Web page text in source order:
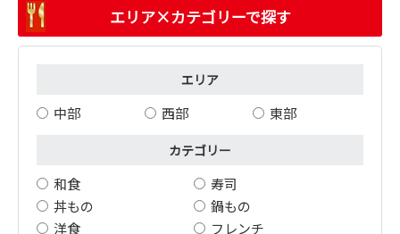
エリア×カテゴリーで探す
エリア
中部 西部 東部
カテゴリー
和食
寿司
丼もの
鍋もの
洋食
フレンチ